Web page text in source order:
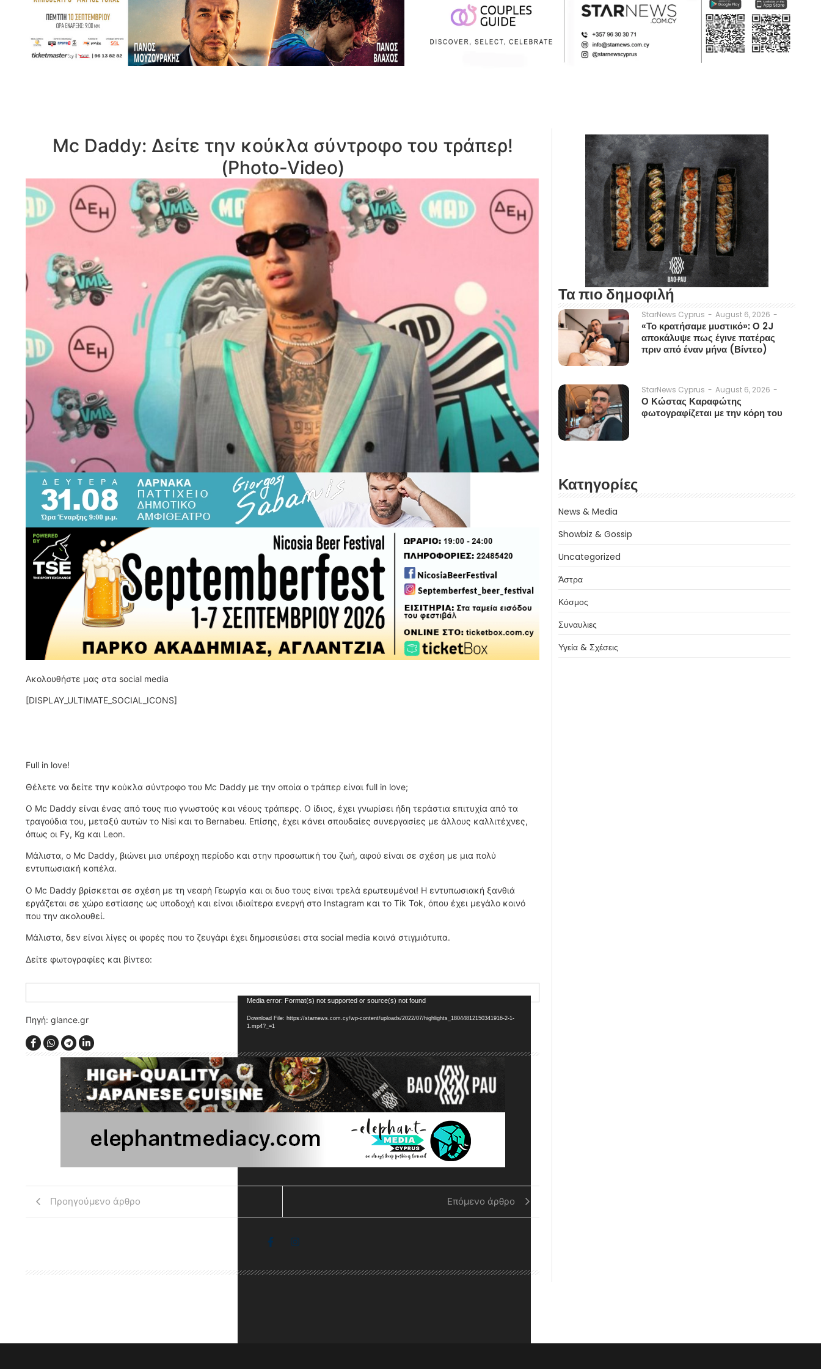
Mc Daddy: Δείτε την κούκλα σύντροφο του τράπερ!
(Photo-Video)
Ακολουθήστε μας στα social media
[DISPLAY_ULTIMATE_SOCIAL_ICONS]
Full in love!
Θέλετε να δείτε την κούκλα σύντροφο του Mc Daddy με την οποία ο τράπερ είναι full in love;
O Mc Daddy είναι ένας από τους πιο γνωστούς και νέους τράπερς. Ο ίδιος, έχει γνωρίσει ήδη τεράστια επιτυχία από τα
τραγούδια του, μεταξύ αυτών το Nisi και το Bernabeu. Επίσης, έχει κάνει σπουδαίες συνεργασίες με άλλους καλλιτέχνες,
όπως οι Fy, Kg και Leon.
Μάλιστα, ο Mc Daddy, βιώνει μια υπέροχη περίοδο και στην προσωπική του ζωή, αφού είναι σε σχέση με μια πολύ
εντυπωσιακή κοπέλα.
O Mc Daddy βρίσκεται σε σχέση με τη νεαρή Γεωργία και οι δυο τους είναι τρελά ερωτευμένοι! Η εντυπωσιακή ξανθιά
εργάζεται σε χώρο εστίασης ως υποδοχή και είναι ιδιαίτερα ενεργή στο Instagram και το Tik Tok, όπου έχει μεγάλο κοινό
που την ακολουθεί.
Μάλιστα, δεν είναι λίγες οι φορές που το ζευγάρι έχει δημοσιεύσει στα social media κοινά στιγμιότυπα.
Δείτε φωτογραφίες και βίντεο:
Video
Player
Media error: Format(s) not supported or source(s) not found
Download File: https://starnews.com.cy/wp-content/uploads/2022/07/highlights_18044812150341916-2-1-
1.mp4?_=1
Πηγή: glance.gr
Προηγούμενο άρθρο Επόμενο άρθρο
Τα πιο δημοφιλή
StarNews Cyprus - August 6, 2026 -
«Το κρατήσαμε μυστικό»: Ο 2J
αποκάλυψε πως έγινε πατέρας
πριν από έναν μήνα (Βίντεο)
StarNews Cyprus - August 6, 2026 -
Ο Κώστας Καραφώτης
φωτογραφίζεται με την κόρη του
Κατηγορίες
News & Media
Showbiz & Gossip
Uncategorized
Άστρα
Κόσμος
Συναυλιες
Υγεία & Σχέσεις